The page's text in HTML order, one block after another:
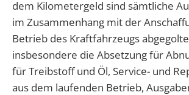
dem Kilometergeld sind sämtliche
im Zusammenhang mit der
Betrieb des Kraftfahrzeugs
insbesondere die Absetzung für
für Treibstoff und Öl, Service- und
aus dem laufenden Betrieb,